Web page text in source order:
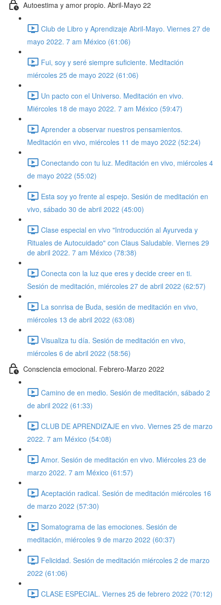
Autoestima y amor propio. Abril-Mayo 22
Club de Libro y Aprendizaje Abril-Mayo. Viernes 27 de
mayo 2022. 7 am México (61:06)
Fui, soy y seré siempre suficiente. Meditación
miércoles 25 de mayo 2022 (61:06)
Un pacto con el Universo. Meditación en vivo.
Miércoles 18 de mayo 2022. 7 am México (59:47)
Aprender a observar nuestros pensamientos.
Meditación en vivo, miércoles 11 de mayo 2022 (52:24)
Conectando con tu luz. Meditación en vivo, miércoles 4
de mayo 2022 (55:02)
Esta soy yo frente al espejo. Sesión de meditación en
vivo, sábado 30 de abril 2022 (45:00)
Clase especial en vivo "Introducción al Ayurveda y
Rituales de Autocuidado" con Claus Saludable. Viernes 29
de abril 2022. 7 am México (78:38)
Conecta con la luz que eres y decide creer en ti.
Sesión de meditación, miércoles 27 de abril 2022 (62:57)
La sonrisa de Buda, sesión de meditación en vivo,
miércoles 13 de abril 2022 (63:08)
Visualiza tu día. Sesión de meditación en vivo,
miércoles 6 de abril 2022 (58:56)
Consciencia emocional. Febrero-Marzo 2022
Camino de en medio. Sesión de meditación, sábado 2
de abril 2022 (61:33)
CLUB DE APRENDIZAJE en vivo. Viernes 25 de marzo
2022. 7 am México (54:08)
Amor. Sesión de meditación en vivo. Miércoles 23 de
marzo 2022. 7 am México (61:57)
Aceptación radical. Sesión de meditación miércoles 16
de marzo 2022 (57:30)
Somatograma de las emociones. Sesión de
meditación, miércoles 9 de marzo 2022 (60:37)
Felicidad. Sesión de meditación miércoles 2 de marzo
2022 (61:06)
CLASE ESPECIAL. Viernes 25 de febrero 2022 (70:12)